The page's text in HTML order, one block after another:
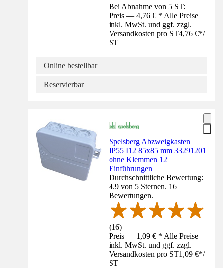
Bei Abnahme von 5 ST:
Preis — 4,76 € * Alle Preise
inkl. MwSt. und ggf. zzgl.
Versandkosten pro ST4,76 €*/
ST
Online bestellbar
Reservierbar
Spelsberg Abzweigkasten
IP55 I12 85x85 mm 33291201
ohne Klemmen 12
Einführungen
Durchschnittliche Bewertung:
4.9 von 5 Sternen. 16
Bewertungen.
(16)
Preis — 1,09 € * Alle Preise
inkl. MwSt. und ggf. zzgl.
Versandkosten pro ST1,09 €*/
ST